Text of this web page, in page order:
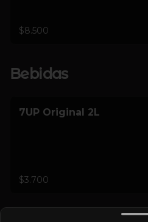
$8.500
Bebidas
7UP Original 2L
$3.700